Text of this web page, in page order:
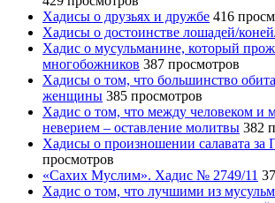
Хадисы о друзьях и дружбе 416
Хадисы о достоинстве лошадей/
Хадис о мусульманине, который
многобожников 387 просмотров
Хадисы о том, что большинство
женщины 385 просмотров
Хадис о том, что между человеком и
неверием – оставление молитвы 382
Хадисы о произношении салавата за
просмотров
«Сахих Муслим». Хадис № 2749/11
Хадис о том, что лучшими из